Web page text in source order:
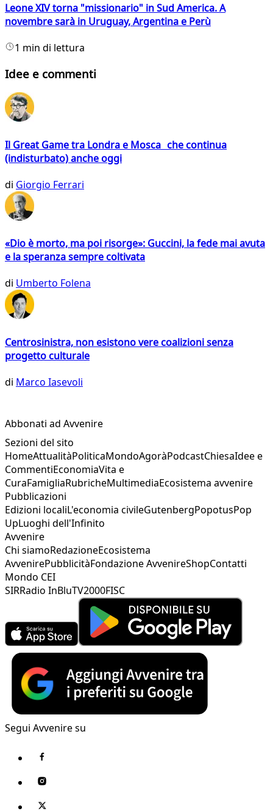
Leone XIV torna "missionario" in Sud America. A
novembre sarà in Uruguay, Argentina e Perù
1 min di lettura
Idee e commenti
Il Great Game tra Londra e Mosca che continua
(indisturbato) anche oggi
di Giorgio Ferrari
«Dio è morto, ma poi risorge»: Guccini, la fede mai avuta
e la speranza sempre coltivata
di Umberto Folena
Centrosinistra, non esistono vere coalizioni senza
progetto culturale
di Marco Iasevoli
Abbonati ad Avvenire
Sezioni del sito
HomeAttualitàPoliticaMondoAgoràPodcastChiesaIdee e
CommentiEconomiaVita e
CuraFamigliaRubricheMultimediaEcosistema avvenire
Pubblicazioni
Edizioni localiL'economia civileGutenbergPopotusPop
UpLuoghi dell'Infinito
Avvenire
Chi siamoRedazioneEcosistema
AvvenirePubblicitàFondazione AvvenireShopContatti
Mondo CEI
SIRRadio InBluTV2000FISC
Segui Avvenire su